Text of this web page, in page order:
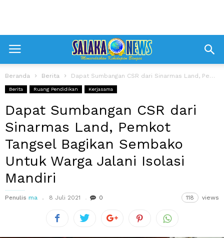
Beranda Berita Dapat Sumbangan CSR dari Sinarmas Land, Pemkot Tangsel Bagikan Sembako Untuk Warga...
Berita Ruang Pendidikan Kerjasama
Dapat Sumbangan CSR dari
Sinarmas Land, Pemkot
Tangsel Bagikan Sembako
Untuk Warga Jalani Isolasi
Mandiri
Penulis ma 8 Juli 2021 0 118 views